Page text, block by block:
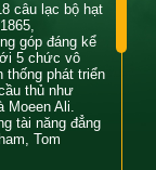
câu lạc bộ hạt
góp đáng kể
5 chức vô
thống phát triển
thủ như
Moeen Ali.
tài năng đẳng
Tom